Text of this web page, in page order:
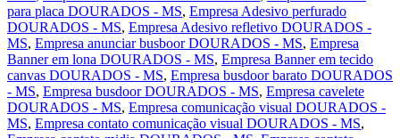
para placa DOURADOS - MS, Empresa Adesivo perfurado
DOURADOS - MS, Empresa Adesivo refletivo DOURADOS -
MS, Empresa anunciar busboor DOURADOS - MS, Empresa
Banner em lona DOURADOS - MS, Empresa Banner em tecido
canvas DOURADOS - MS, Empresa busdoor barato DOURADOS
- MS, Empresa busdoor DOURADOS - MS, Empresa cavelete
DOURADOS - MS, Empresa comunicação visual DOURADOS -
MS, Empresa contato comunicação visual DOURADOS - MS,